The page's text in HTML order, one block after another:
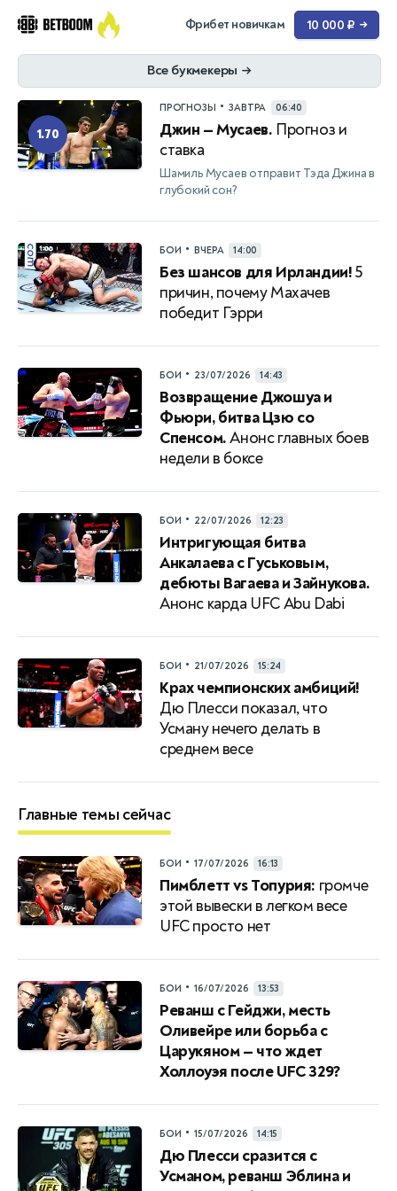
Фрибет новичкам 10 000 ₽ →
Все букмекеры →
1.70
ПРОГНОЗЫ • ЗАВТРА 06:40
Джин — Мусаев. Прогноз и
ставка
Шамиль Мусаев отправит Тэда Джина в
глубокий сон?
БОИ • ВЧЕРА 14:00
Без шансов для Ирландии!5
причин, почему Махачев
победит Гэрри
БОИ • 23/07/2026 14:43
Возвращение Джошуа и
Фьюри, битва Цзю со
Спенсом.Анонс главных боев
недели в боксе
БОИ • 22/07/2026 12:23
Интригующая битва
Анкалаева с Гуськовым,
дебюты Вагаева и Зайнукова.
Анонс карда UFC Abu Dabi
БОИ • 21/07/2026 15:24
Крах чемпионских амбиций!
Дю Плесси показал, что
Усману нечего делать в
среднем весе
Главные темы сейчас
БОИ • 17/07/2026 16:13
Пимблетт vs Топурия: громче
этой вывески в легком весе
UFC просто нет
БОИ • 16/07/2026 13:53
Реванш с Гейджи, месть
Оливейре или борьба с
Царукяном — что ждет
Холлоуэя после UFC 329?
БОИ • 15/07/2026 14:15
Дю Плесси сразится с
Усманом, реванш Эблина и